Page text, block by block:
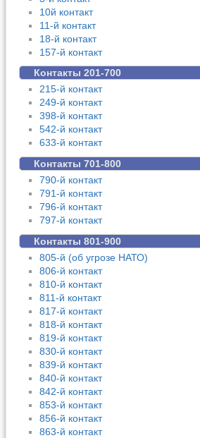
10й контакт
11-й контакт
18-й контакт
157-й контакт
Контакты 201-700
215-й контакт
249-й контакт
398-й контакт
542-й контакт
633-й контакт
Контакты 701-800
790-й контакт
791-й контакт
796-й контакт
797-й контакт
Контакты 801-900
805-й (об угрозе НАТО)
806-й контакт
810-й контакт
811-й контакт
817-й контакт
818-й контакт
819-й контакт
830-й контакт
839-й контакт
840-й контакт
842-й контакт
853-й контакт
856-й контакт
863-й контакт